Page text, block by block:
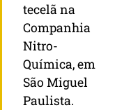
tecelã na
Companhia
Nitro-
Química, em
São Miguel
Paulista.